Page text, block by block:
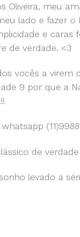
Oliveira, meu
lado e fazer
e
de verdade. <3
vocês a virem
9 por que a
de
levado a